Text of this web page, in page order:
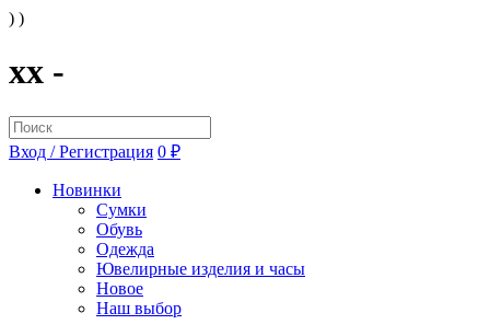
) )
xx -
Вход / Регистрация 0 ₽
Новинки
Сумки
Обувь
Одежда
Ювелирные изделия и часы
Новое
Наш выбор